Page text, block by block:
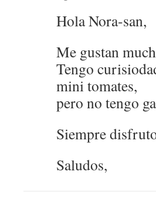
Hola Nora-san,
Me gustan
Tengo
mini tomates,
pero no tengo
Siempre
Saludos,